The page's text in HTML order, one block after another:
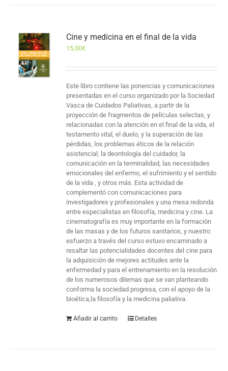
Cine y medicina en el final de la vida
15,00€
Este libro contiene las ponencias y comunicaciones
presentadas en el curso organizado por la Sociedad
Vasca de Cuidados Paliativas, a partir de la
proyección de fragmentos de películas selectas, y
relacionadas con la atención en el final de la vida, el
testamento vital, el duelo, y la superación de las
pérdidas, los problemas éticos de la relación
asistencial, la deontología del cuidador, la
comunicación en la terminalidad, las necesidades
emocionales del enfermo, el sufrimiento y el sentido
de la vida , y otros más. Esta actividad de
complementó con comunicaciones para
investigadores y profesionales y una mesa redonda
entre especialistas en filosofía, medicina y cine. La
cinematografía es muy importante en la formación
de las masas y de los futuros sanitarios, y nuestro
esfuerzo a través del curso estuvo encaminado a
resaltar las potencialidades docentes del cine para
la adquisición de mejores actitudes ante la
enfermedad y para el entrenamiento en la resolución
de los numerosos dilemas que se van planteando
conforma la sociedad progresa, con el apoyo de la
bioética,la filosofía y la medicina paliativa.
Añadir al carrito Detalles